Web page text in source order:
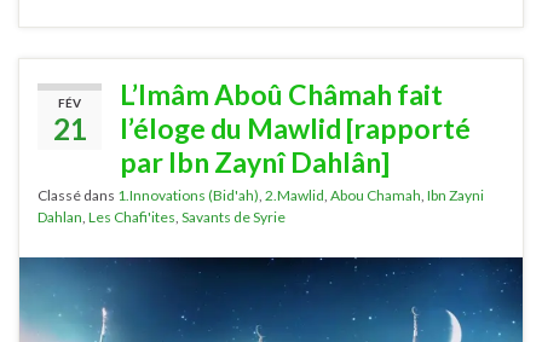
FÉV
21
L’Imâm Aboû Châmah fait
l’éloge du Mawlid [rapporté
par Ibn Zaynî Dahlân]
Classé dans 1.Innovations (Bid'ah), 2.Mawlid, Abou Chamah, Ibn Zayni
Dahlan, Les Chafi'ites, Savants de Syrie